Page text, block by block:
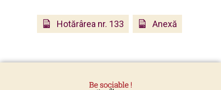
Hotărârea nr. 133 Anexă